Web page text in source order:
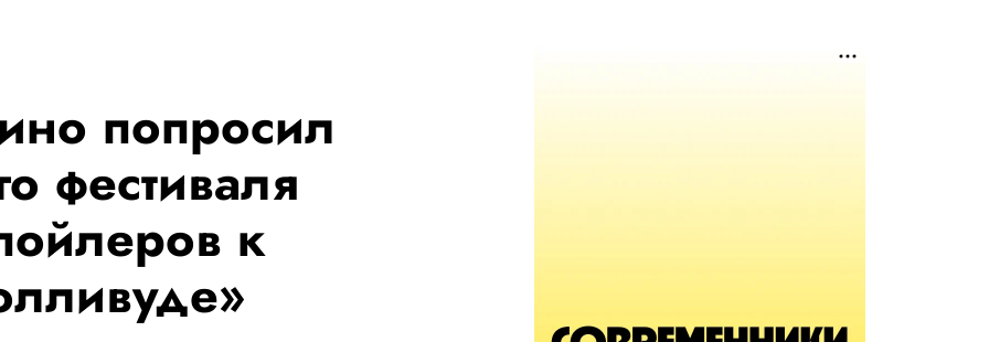
попросил
фестиваля
к